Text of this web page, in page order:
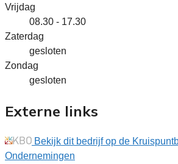
Vrijdag
08.30 - 17.30
Zaterdag
gesloten
Zondag
gesloten
Externe links
Bekijk dit bedrijf op de
Ondernemingen